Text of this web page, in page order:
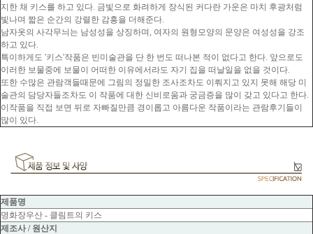
지한 채 키스를 하고 있다. 금빛으로 화려하게 장식된 커다란 가운은 마치 후광처럼
빛나며 짧은 순간의 강렬한 감흥을 더해준다.
남자옷의 사각무늬는 남성성을 상징하며, 여자의 원형모양의 문양은 여성성을 강조
하고 있다.
특이하게도 '키스'작품은 빈미술관을 단 한 번도 떠나본 적이 없다고 한다. 앞으로도
이러한 보물중에 보물이 어떠한 이유에서라도 자기 집을 떠날일을 없을 것이다.
또한 수많은 관람객들때문에 그림의 정밀한 조사조차도 이뤄지고 있지 못해 해당 미
술관의 담당자들조차도 이 작품에 대한 신비로움과 궁금증을 많이 갖고 있다고 한다.
이작품을 직접 보면 뒤로 자빠질만큼 경이롭고 아름다운 작품이라는 관람후기들이
많이 있다.
제품명
명화장우산 - 클림트의 키스
제조사 / 원산지